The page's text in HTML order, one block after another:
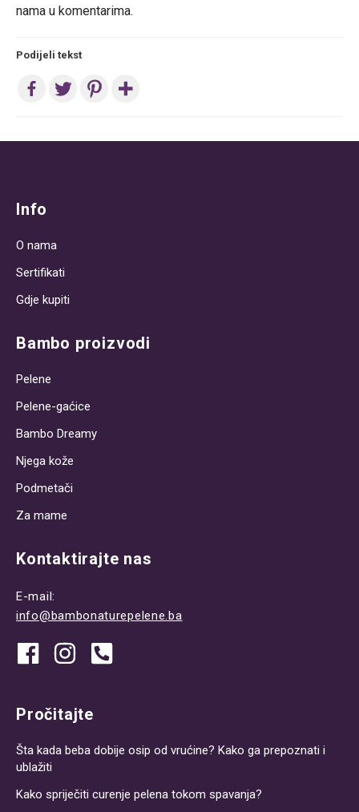
nama u komentarima.
Podijeli tekst
Post
Info
O nama
Sertifikati
Gdje kupiti
Bambo proizvodi
Pelene
Pelene-gaćice
Bambo Dreamy
Njega kože
Podmetači
Za mame
Kontaktirajte nas
E-mail:
info@bambonaturepelene.ba
Pročitajte
Šta kada beba dobije osip od vrućine? Kako ga prepoznati i
ublažiti
Kako spriječiti curenje pelena tokom spavanja?